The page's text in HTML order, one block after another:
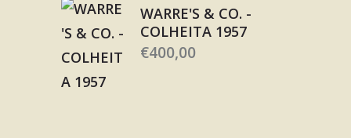
WARRE'S & CO. -
COLHEITA 1957
€400,00